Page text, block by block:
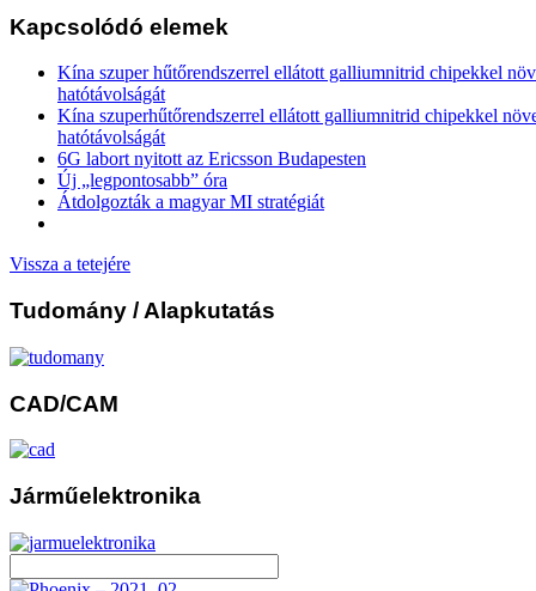
Kapcsolódó elemek
Kína szuper hűtőrendszerrel ellátott galliumnitrid chipekkel
hatótávolságát
Kína szuperhűtőrendszerrel ellátott galliumnitrid chipekkel
hatótávolságát
6G labort nyitott az Ericsson Budapesten
Új „legpontosabb” óra
Átdolgozták a magyar MI stratégiát
Vissza a tetejére
Tudomány / Alapkutatás
CAD/CAM
Járműelektronika